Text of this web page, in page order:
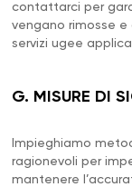
contattarci per
vengano rimosse e
servizi ugee
G. MISURE DI
Impieghiamo
ragionevoli per
mantenere